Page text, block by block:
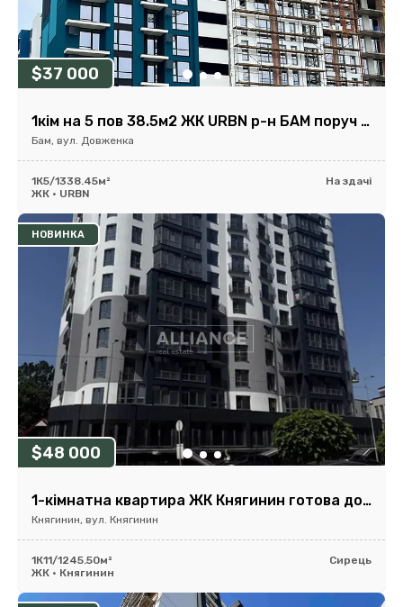
$37 000
1кім на 5 пов 38.5м2 ЖК URBN р-н БАМ поруч парк та озеро
Бам, вул. Довженка
1К5/1338.45м²
На здачі
ЖК • URBN
НОВИНКА
$48 000
1-кімнатна квартира ЖК Княгинин готова до ремонту
Княгинин, вул. Княгинин
1К11/1245.50м²
Сирець
ЖК • Княгинин